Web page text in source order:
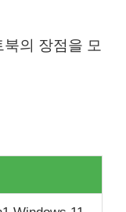
의 장점을 모